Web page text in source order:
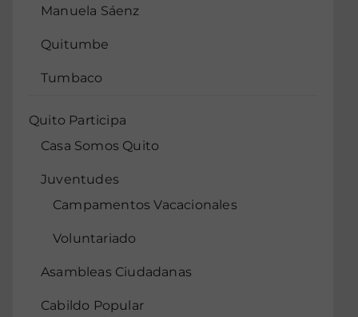
Manuela Sáenz
Quitumbe
Tumbaco
Quito Participa
Casa Somos Quito
Juventudes
Campamentos Vacacionales
Voluntariado
Asambleas Ciudadanas
Cabildo Popular